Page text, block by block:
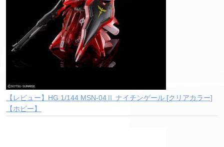
【レビュー】HG 1/144 MSN-04Ⅱ ナイチンゲール [クリアカラー]
【ホビー】